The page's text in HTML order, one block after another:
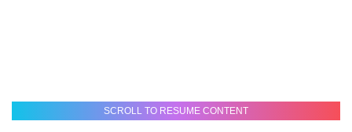
SCROLL TO RESUME CONTENT